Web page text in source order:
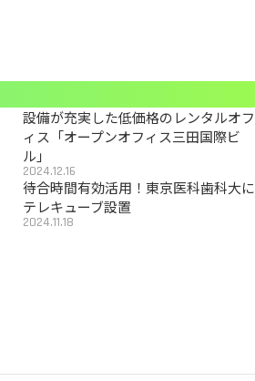
設備が充実した低価格のレンタルオフ
ィス「オープンオフィス三田国際ビ
ル」
2024.12.16
待合時間有効活用！東京医科歯科大に
テレキューブ設置
2024.11.18